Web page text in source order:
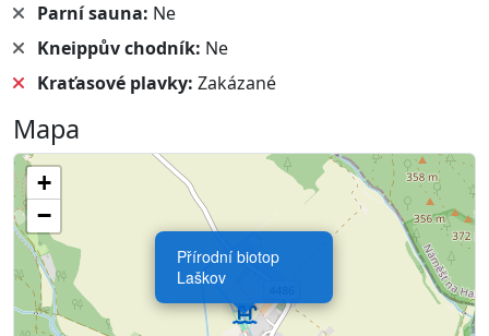
Parní sauna: Ne
Kneippův chodník: Ne
Kraťasové plavky: Zakázané
Mapa
Přírodní biotop
Laškov
+
−